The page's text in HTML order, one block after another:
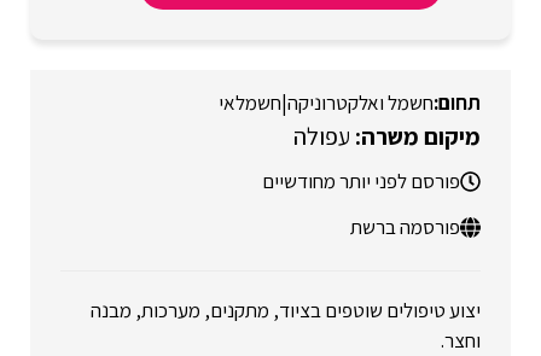
חשמל ואלקטרוניקה|חשמלאי
עפולה
פורסם לפני יותר מחודשיים
פורסמה ברשת
יצוע טיפולים שוטפים בציוד, מתקנים, מערכות, מבנה
וחצר.